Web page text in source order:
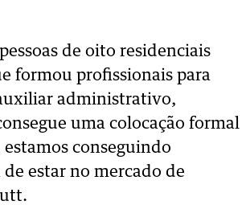
de oito residenciais
formou profissionais para
administrativo,
uma colocação formal
conseguindo
estar no mercado de